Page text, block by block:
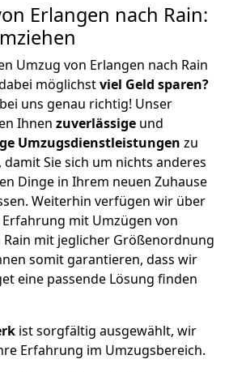
Erlangen nach Rain:
Umzug von Erlangen nach Rain
möglichstviel Geld sparen?
uns genau richtig! Unser
Ihnen zuverlässige und
Umzugsdienstleistungen zu
Sie sich um nichts anderes
Dinge in Ihrem neuen Zuhause
Weiterhin verfügen wir über
mit Umzügen von
Rain mit jeglicher Größenordnung
somit garantieren, dass wir
eine passende Lösung finden
ist sorgfältig ausgewählt, wir
Erfahrung im Umzugsbereich.